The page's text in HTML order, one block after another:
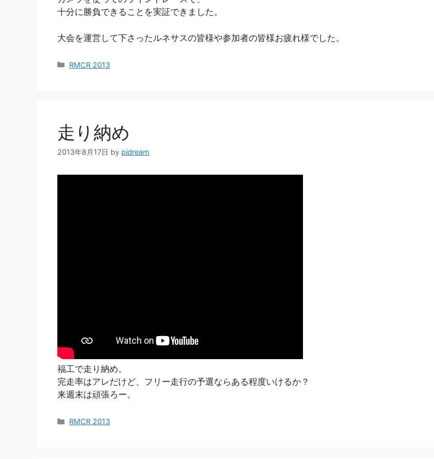
十分に勝負できることを実証できました。
大会を運営して下さったルネサスの皆様や参加者の皆様お疲れ様でした。
カ
RMCR 2013
走り納め
2013年8月17日 by pidream
福工で走り納め。
完走率はアレだけど、フリー走行の予選ならある程度いけるか？
来週末は頑張ろー。
カ
RMCR 2013